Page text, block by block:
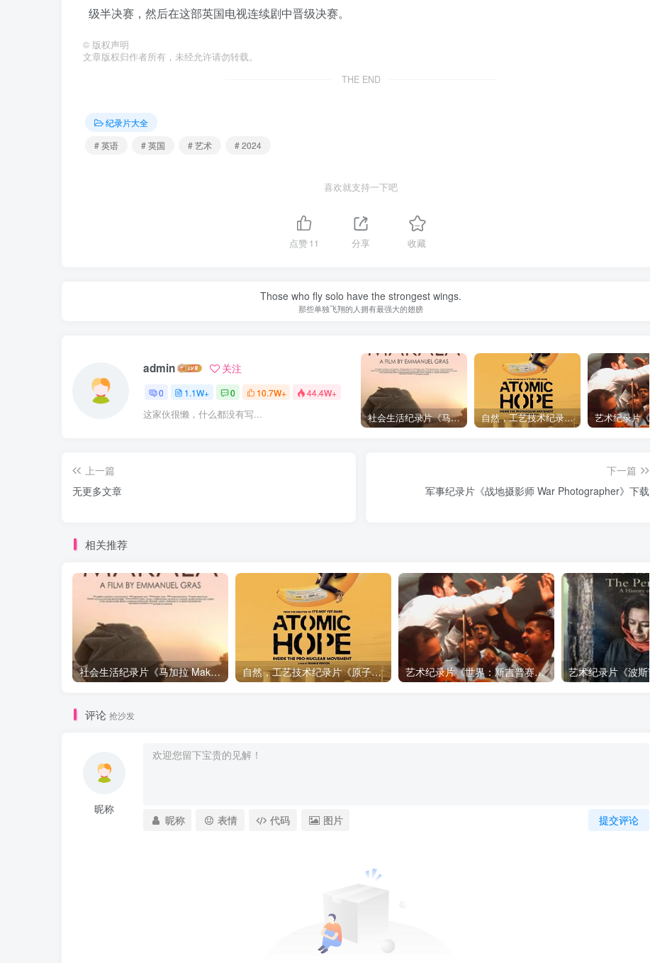
级半决赛，然后在这部英国电视连续剧中晋级决赛。
© 版权声明
文章版权归作者所有，未经允许请勿转载。
THE END
纪录片大全
# 英语
# 英国 # 艺术 # 2024
喜欢就支持一下吧
点赞11 分享 收藏
Those who fly solo have the strongest wings.
那些单独飞翔的人拥有最强大的翅膀
admin 关注
0 1.1W+ 0 10.7W+ 44.4W+
这家伙很懒，什么都没有写... 社会生活纪录片《马加拉 Makala》下载 自然，工艺技术纪录片《原子能的希望 Atomic Hope – Inside the Pro-Nuclear Movement》下载
上一篇
无更多文章
下一篇
军事纪录片《战地摄影师 War Photographer》下载
相关推荐
社会生活纪录片《马加拉 Makala》下载 自然，工艺技术纪录片《原子能的希望 Atomic Hope – Inside the Pro-Nuclear Movement》下载 艺术纪录片《世界：新吉普赛之王 This World: The New Gypsy Kings》下载
评论 抢沙发
昵称
提交评论
昵称 表情 代码 图片